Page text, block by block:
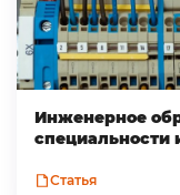
Инженерное
специальности
Статья